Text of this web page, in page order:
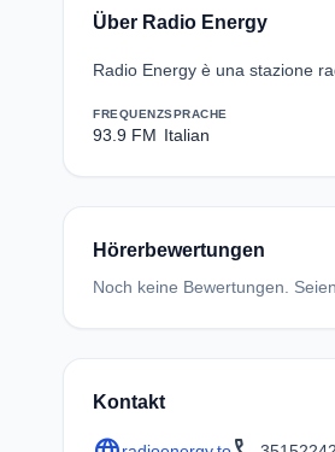
Über Radio Energy
Radio Energy è una stazione
FREQUENZ
93.9 FM
SPRACHE
Italian
Hörerbewertungen
Noch keine Bewertungen.
Kontakt